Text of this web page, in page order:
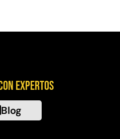
expertos
Blog